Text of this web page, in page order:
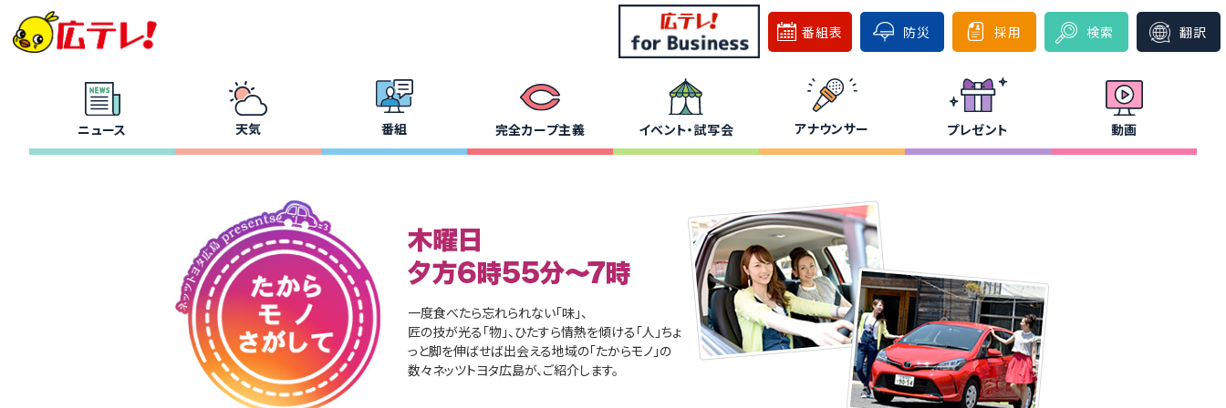
番組表 防災 採用 検索 翻訳
ニュース 天気 番組 完全カープ主義 イベント・試写会 アナウンサー プレゼント 動画
一度食べたら忘れられない「味」、
匠の技が光る「物」、ひたすら情熱を傾ける「人」ちょ
っと脚を伸ばせば出会える地域の「たからモノ」の
数々ネッツトヨタ広島が、ご紹介します。